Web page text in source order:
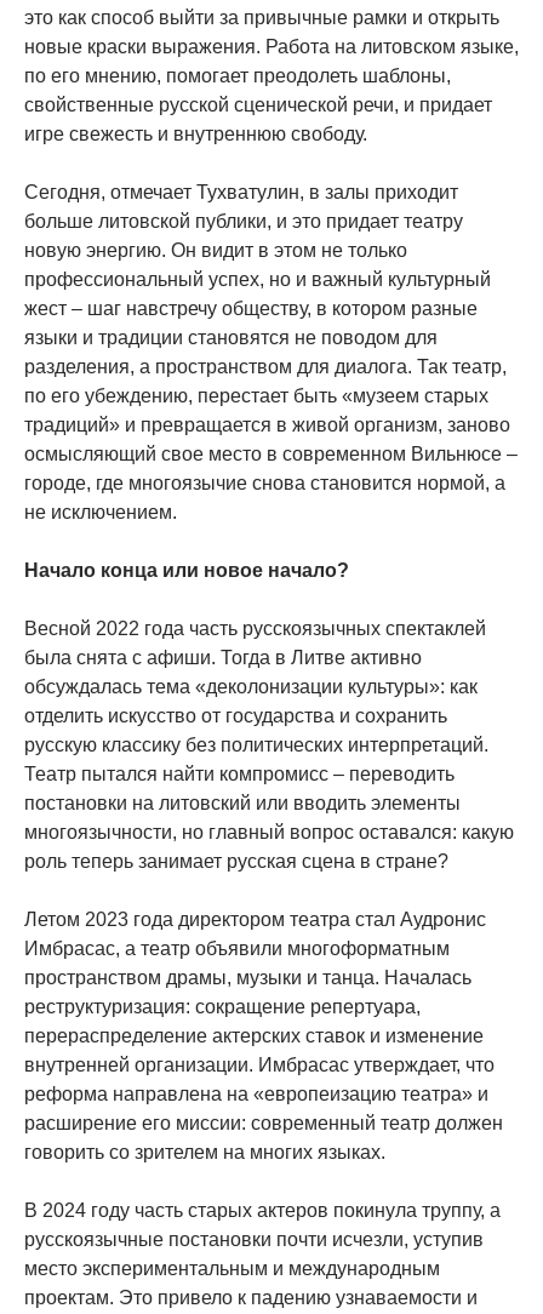
это как способ выйти за привычные рамки и открыть
новые краски выражения. Работа на литовском языке,
по его мнению, помогает преодолеть шаблоны,
свойственные русской сценической речи, и придает
игре свежесть и внутреннюю свободу.
Сегодня, отмечает Тухватулин, в залы приходит
больше литовской публики, и это придает театру
новую энергию. Он видит в этом не только
профессиональный успех, но и важный культурный
жест – шаг навстречу обществу, в котором разные
языки и традиции становятся не поводом для
разделения, а пространством для диалога. Так театр,
по его убеждению, перестает быть «музеем старых
традиций» и превращается в живой организм, заново
осмысляющий свое место в современном Вильнюсе –
городе, где многоязычие снова становится нормой, а
не исключением.
Начало конца или новое начало?
Весной 2022 года часть русскоязычных спектаклей
была снята с афиши. Тогда в Литве активно
обсуждалась тема «деколонизации культуры»: как
отделить искусство от государства и сохранить
русскую классику без политических интерпретаций.
Театр пытался найти компромисс – переводить
постановки на литовский или вводить элементы
многоязычности, но главный вопрос оставался: какую
роль теперь занимает русская сцена в стране?
Летом 2023 года директором театра стал Аудронис
Имбрасас, а театр объявили многоформатным
пространством драмы, музыки и танца. Началась
реструктуризация: сокращение репертуара,
перераспределение актерских ставок и изменение
внутренней организации. Имбрасас утверждает, что
реформа направлена на «европеизацию театра» и
расширение его миссии: современный театр должен
говорить со зрителем на многих языках.
В 2024 году часть старых актеров покинула труппу, а
русскоязычные постановки почти исчезли, уступив
место экспериментальным и международным
проектам. Это привело к падению узнаваемости и